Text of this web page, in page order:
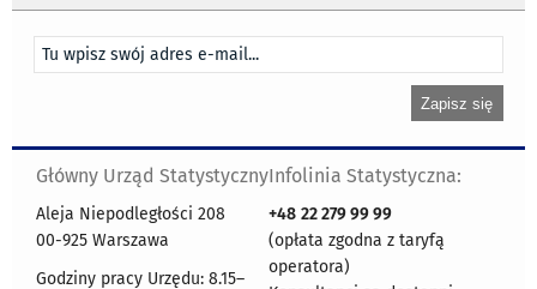
Główny Urząd Statystyczny
Aleja Niepodległości 208
00-925 Warszawa
Godziny pracy Urzędu: 8.15–
Infolinia Statystyczna:
+48 22 279 99 99
(opłata zgodna z taryfą
operatora)